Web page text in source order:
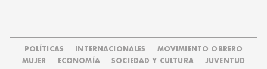
POLÍTICAS INTERNACIONALES
MOVIMIENTO OBRERO
MUJER
ECONOMÍA SOCIEDAD Y CULTURA JUVENTUD